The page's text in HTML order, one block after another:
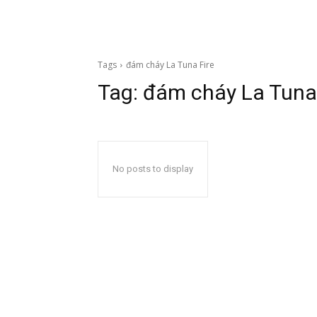
Tags đám cháy La Tuna Fire
Tag: đám cháy La
No posts to display